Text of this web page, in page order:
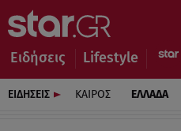
Ειδήσεις Lifestyle
ΕΙΔΗΣΕΙΣ ΚΑΙΡΟΣ ΕΛΛΑΔΑ